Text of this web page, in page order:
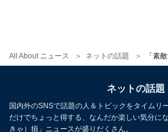
All About ニュース ネットの話題
ネットの話題
国内外のSNSで話題の人＆トピックをタイムリ
だけでちょっと得する、なんだか楽しい気分に
きゃ）損」ニュースが盛りだくさん。